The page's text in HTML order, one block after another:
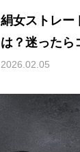
絹女ストレー
は？迷ったら
も解説！
2026.02.05